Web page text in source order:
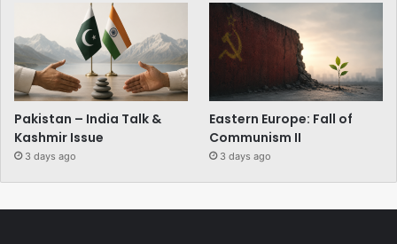
Pakistan – India Talk &
Kashmir Issue
3 days ago
Eastern Europe: Fall of
Communism II
3 days ago